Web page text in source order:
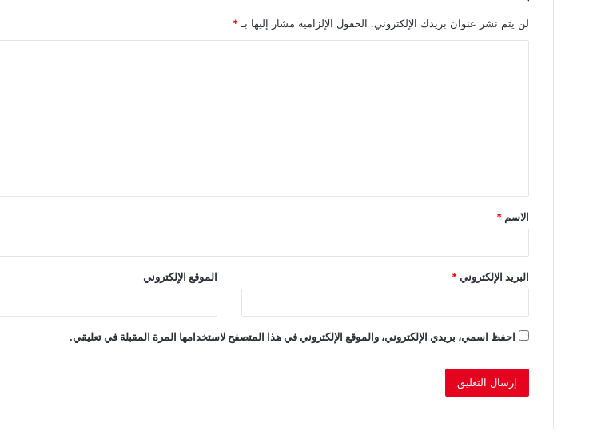
لن يتم نشر عنوان بريدك الإلكتروني. الحقول الإلزامية مشار إليها بـ *
ق
*
الاسم *
البريد الإلكتروني* الموقع الإلكتروني
احفظ اسمي، بريدي الإلكتروني، والموقع الإلكتروني في هذا المتصفح لاستخدامها المرة المقبلة في تعليقي.